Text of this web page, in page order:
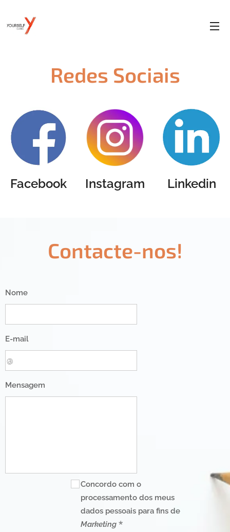
Redes Sociais
Facebook Instagram Linkedin
Contacte-nos!
Nome
E-mail
Mensagem
Concordo com o
processamento dos meus
dados pessoais para fins de
Marketing